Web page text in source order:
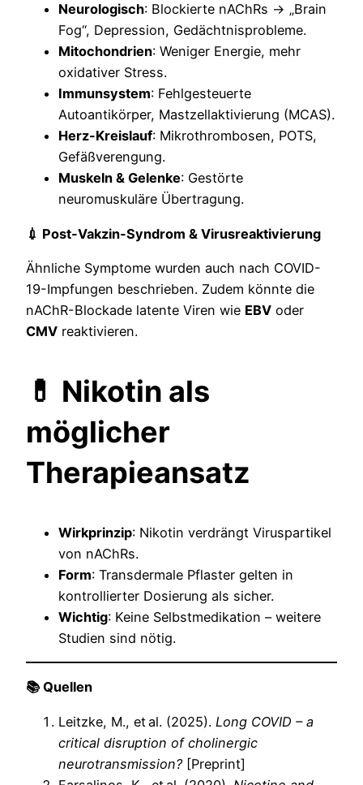
Neurologisch: Blockierte nAChRs → „Brain
Fog“, Depression, Gedächtnisprobleme.
Mitochondrien: Weniger Energie, mehr
oxidativer Stress.
Immunsystem: Fehlgesteuerte
Autoantikörper, Mastzellaktivierung (MCAS).
Herz-Kreislauf: Mikrothrombosen, POTS,
Gefäßverengung.
Muskeln & Gelenke: Gestörte
neuromuskuläre Übertragung.
💉 Post-Vakzin-Syndrom & Virusreaktivierung
Ähnliche Symptome wurden auch nach COVID-
19-Impfungen beschrieben. Zudem könnte die
nAChR-Blockade latente Viren wie EBV oder
CMV reaktivieren.
💊 Nikotin als
möglicher
Therapieansatz
Wirkprinzip: Nikotin verdrängt Viruspartikel
von nAChRs.
Form: Transdermale Pflaster gelten in
kontrollierter Dosierung als sicher.
Wichtig: Keine Selbstmedikation – weitere
Studien sind nötig.
📚 Quellen
Leitzke, M., et al. (2025). Long COVID – a
critical disruption of cholinergic
neurotransmission?[Preprint]